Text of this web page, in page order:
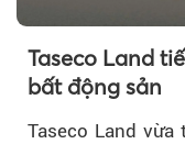
Taseco Land
bất động sản
Taseco Land